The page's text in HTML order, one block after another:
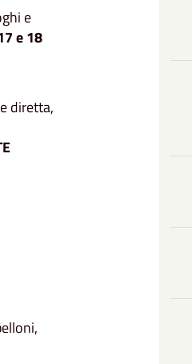
e
e 18
diretta,